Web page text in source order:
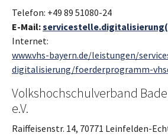
Telefon: +49 89 51080-24
E-Mail:
Internet:
www.vhs-bayern.de/leistungen/
digitalisierung/foerderprogramm-
Volkshochschulverband
e.V.
Raiffeisenstr. 14, 70771 Leinfelden-